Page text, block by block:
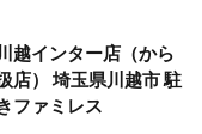
越インター店（から
店） 埼玉県川越市 駐
ファミレス